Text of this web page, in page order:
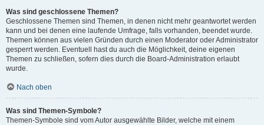
Was sind geschlossene Themen?
Geschlossene Themen sind Themen, in denen nicht mehr geantwortet werden
kann und bei denen eine laufende Umfrage, falls vorhanden, beendet wurde.
Themen können aus vielen Gründen durch einen Moderator oder Administrator
gesperrt werden. Eventuell hast du auch die Möglichkeit, deine eigenen
Themen zu schließen, sofern dies durch die Board-Administration erlaubt
wurde.
Nach oben
Was sind Themen-Symbole?
Themen-Symbole sind vom Autor ausgewählte Bilder, welche mit einem